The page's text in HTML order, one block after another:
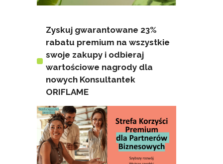
Zyskuj gwarantowane 23%
rabatu premium na wszystkie
swoje zakupy i odbieraj
wartościowe nagrody dla
nowych Konsultantek
ORIFLAME